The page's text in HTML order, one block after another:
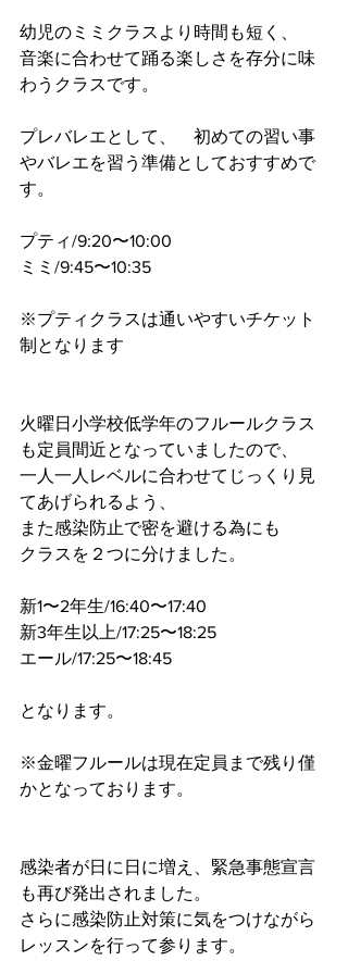
幼児のミミクラスより時間も短く、
音楽に合わせて踊る楽しさを存分に味
わうクラスです。
プレバレエとして、　初めての習い事
やバレエを習う準備としておすすめで
す。
プティ/9:20〜10:00
ミミ/9:45〜10:35
※プティクラスは通いやすいチケット
制となります
火曜日小学校低学年のフルールクラス
も定員間近となっていましたので、
一人一人レベルに合わせてじっくり見
てあげられるよう、
また感染防止で密を避ける為にも
クラスを２つに分けました。
新1〜2年生/16:40〜17:40
新3年生以上/17:25〜18:25
エール/17:25〜18:45
となります。
※金曜フルールは現在定員まで残り僅
かとなっております。
感染者が日に日に増え、緊急事態宣言
も再び発出されました。
さらに感染防止対策に気をつけながら
レッスンを行って参ります。